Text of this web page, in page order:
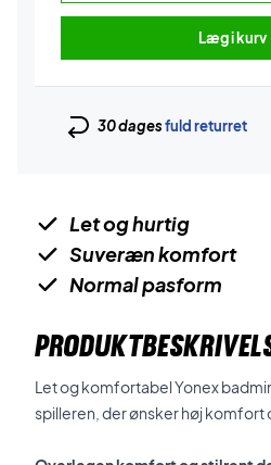
Læg i kurv
30 dagesfuld returret
Let og hurtig
Suveræn komfort
Normal pasform
Let og komfortabel Yonex
spilleren, der ønsker høj komfort